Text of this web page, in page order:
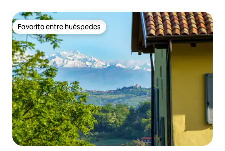
Favorito entre huéspedes
Favorito entre huéspedes